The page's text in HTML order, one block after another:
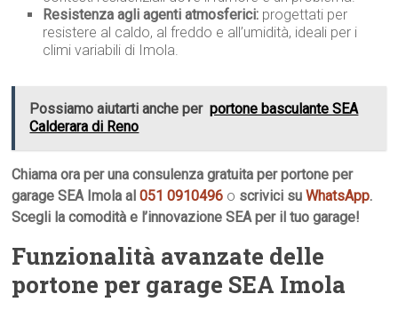
Resistenza agli agenti atmosferici: progettati per
resistere al caldo, al freddo e all’umidità, ideali per i
climi variabili di Imola.
Possiamo aiutarti anche per portone basculante SEA
Calderara di Reno
Chiama ora per una consulenza gratuita per portone per
garage SEA Imola al051 0910496 o scrivici suWhatsApp.
Scegli la comodità e l’innovazione SEA per il tuo garage!
Funzionalità avanzate delle
portone per garage SEA Imola